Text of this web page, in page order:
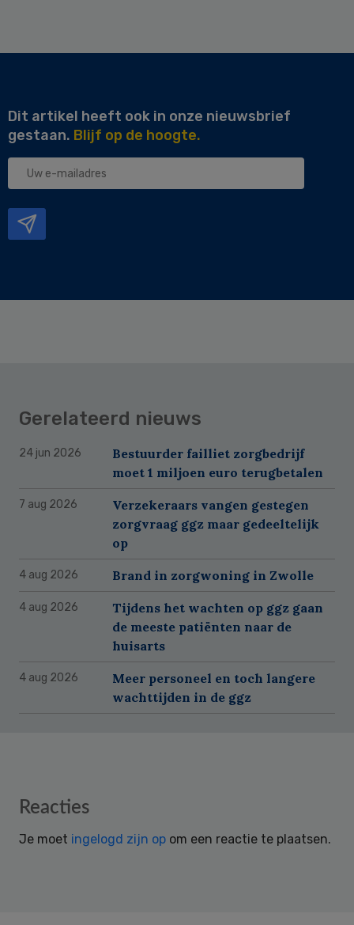
Dit artikel heeft ook in onze nieuwsbrief
gestaan. Blijf op de hoogte.
Uw
Gerelateerd nieuws
24 jun 2026
Bestuurder failliet zorgbedrijf
moet 1 miljoen euro terugbetalen
7 aug 2026
Verzekeraars vangen gestegen
zorgvraag ggz maar gedeeltelijk
op
4 aug 2026 Brand in zorgwoning in Zwolle
4 aug 2026
Tijdens het wachten op ggz gaan
de meeste patiënten naar de
huisarts
4 aug 2026
Meer personeel en toch langere
wachttijden in de ggz
Reader
Reacties
Je moet ingelogd zijn op om een reactie te plaatsen.